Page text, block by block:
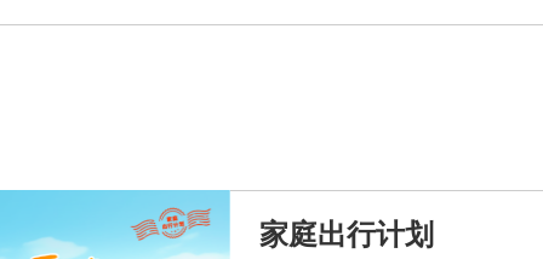
家庭出行计划